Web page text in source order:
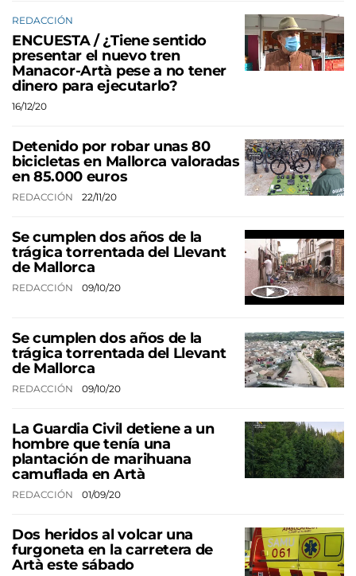
REDACCIÓN
ENCUESTA / ¿Tiene sentido
presentar el nuevo tren
Manacor-Artà pese a no tener
dinero para ejecutarlo?
16/12/20
Detenido por robar unas 80
bicicletas en Mallorca valoradas
en 85.000 euros
REDACCIÓN 22/11/20
Se cumplen dos años de la
trágica torrentada del Llevant
de Mallorca
REDACCIÓN 09/10/20
Se cumplen dos años de la
trágica torrentada del Llevant
de Mallorca
REDACCIÓN 09/10/20
La Guardia Civil detiene a un
hombre que tenía una
plantación de marihuana
camuflada en Artà
REDACCIÓN 01/09/20
Dos heridos al volcar una
furgoneta en la carretera de
Artà este sábado